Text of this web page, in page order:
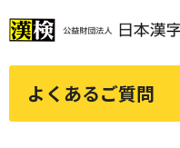
よくあるご質問